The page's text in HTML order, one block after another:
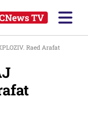
TV
Raed Arafat